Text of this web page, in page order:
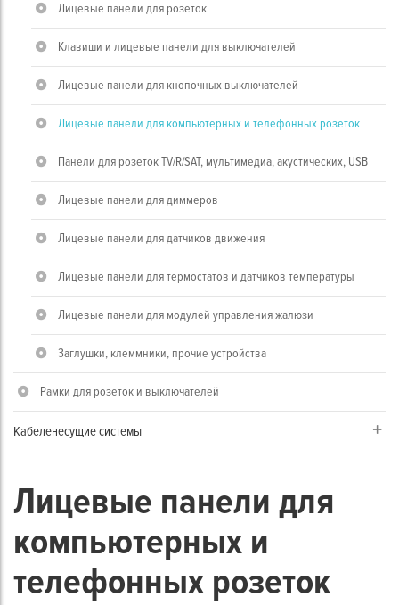
Лицевые панели для розеток
Клавиши и лицевые панели для выключателей
Лицевые панели для кнопочных выключателей
Лицевые панели для компьютерных и телефонных розеток
Панели для розеток TV/R/SAT, мультимедиа, акустических, USB
Лицевые панели для диммеров
Лицевые панели для датчиков движения
Лицевые панели для термостатов и датчиков температуры
Лицевые панели для модулей управления жалюзи
Заглушки, клеммники, прочие устройства
Рамки для розеток и выключателей
Кабеленесущие системы
Лицевые панели для
компьютерных и
телефонных розеток